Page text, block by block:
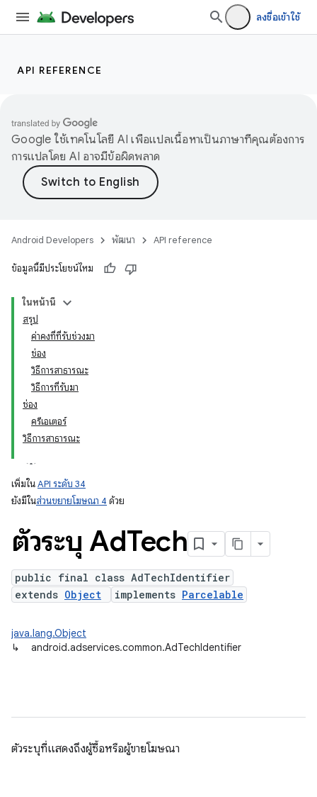
ลงชื่อเข้าใช้
API REFERENCE
Google ใช้เทคโนโลยี AI เพื่อแปลเนื้อหาเป็นภาษาที่คุณต้องการ
การแปลโดย AI อาจมีข้อผิดพลาด
Android Developers พัฒนา API reference
ข้อมูลนี้มีประโยชน์ไหม
ในหน้านี้
สรุป
ค่าคงที่ที่รับช่วงมา
ช่อง
วิธีการสาธารณะ
วิธีการที่รับมา
ช่อง
ครีเอเตอร์
วิธีการสาธารณะ
เพิ่มในAPI ระดับ 34
ยังมีในส่วนขยายโฆษณา 4 ด้วย
ตัวระบุ AdTech
public final class AdTechIdentifier
extends Object implements Parcelable
java.lang.Object
↳
android.adservices.common.AdTechIdentifier
ตัวระบุที่แสดงถึงผู้ซื้อหรือผู้ขายโฆษณา